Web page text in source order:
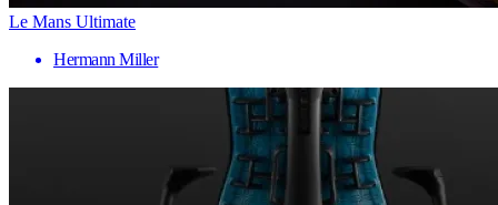
Le Mans Ultimate
Hermann Miller